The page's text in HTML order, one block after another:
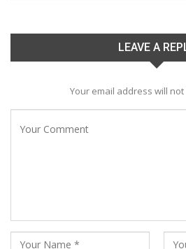
LEAVE A
Your email address will